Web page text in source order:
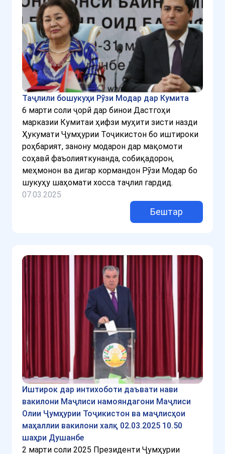
Таҷлили бошукуҳи Рӯзи Модар дар Кумита
6 марти соли ҷорӣ дар бинои Дастгоҳи
марказии Кумитаи ҳифзи муҳити зисти назди
Ҳукумати Ҷумҳурии Тоҷикистон бо иштироки
роҳбарият, занону модарон дар мақомоти
соҳавӣ фаъолияткунанда, собиқадорон,
меҳмонон ва дигар кормандон Рӯзи Модар бо
шукуҳу шаҳомати хосса таҷлил гардид.
07.03.2025
Бештар
Иштирок дар интихоботи даъвати нави
вакилони Маҷлиси намояндагони Маҷлиси
Олии Ҷумҳурии Тоҷикистон ва маҷлисҳои
маҳаллии вакилони халқ 02.03.2025 10.50
шаҳри Душанбе
2 марти соли 2025 Президенти Ҷумҳурии